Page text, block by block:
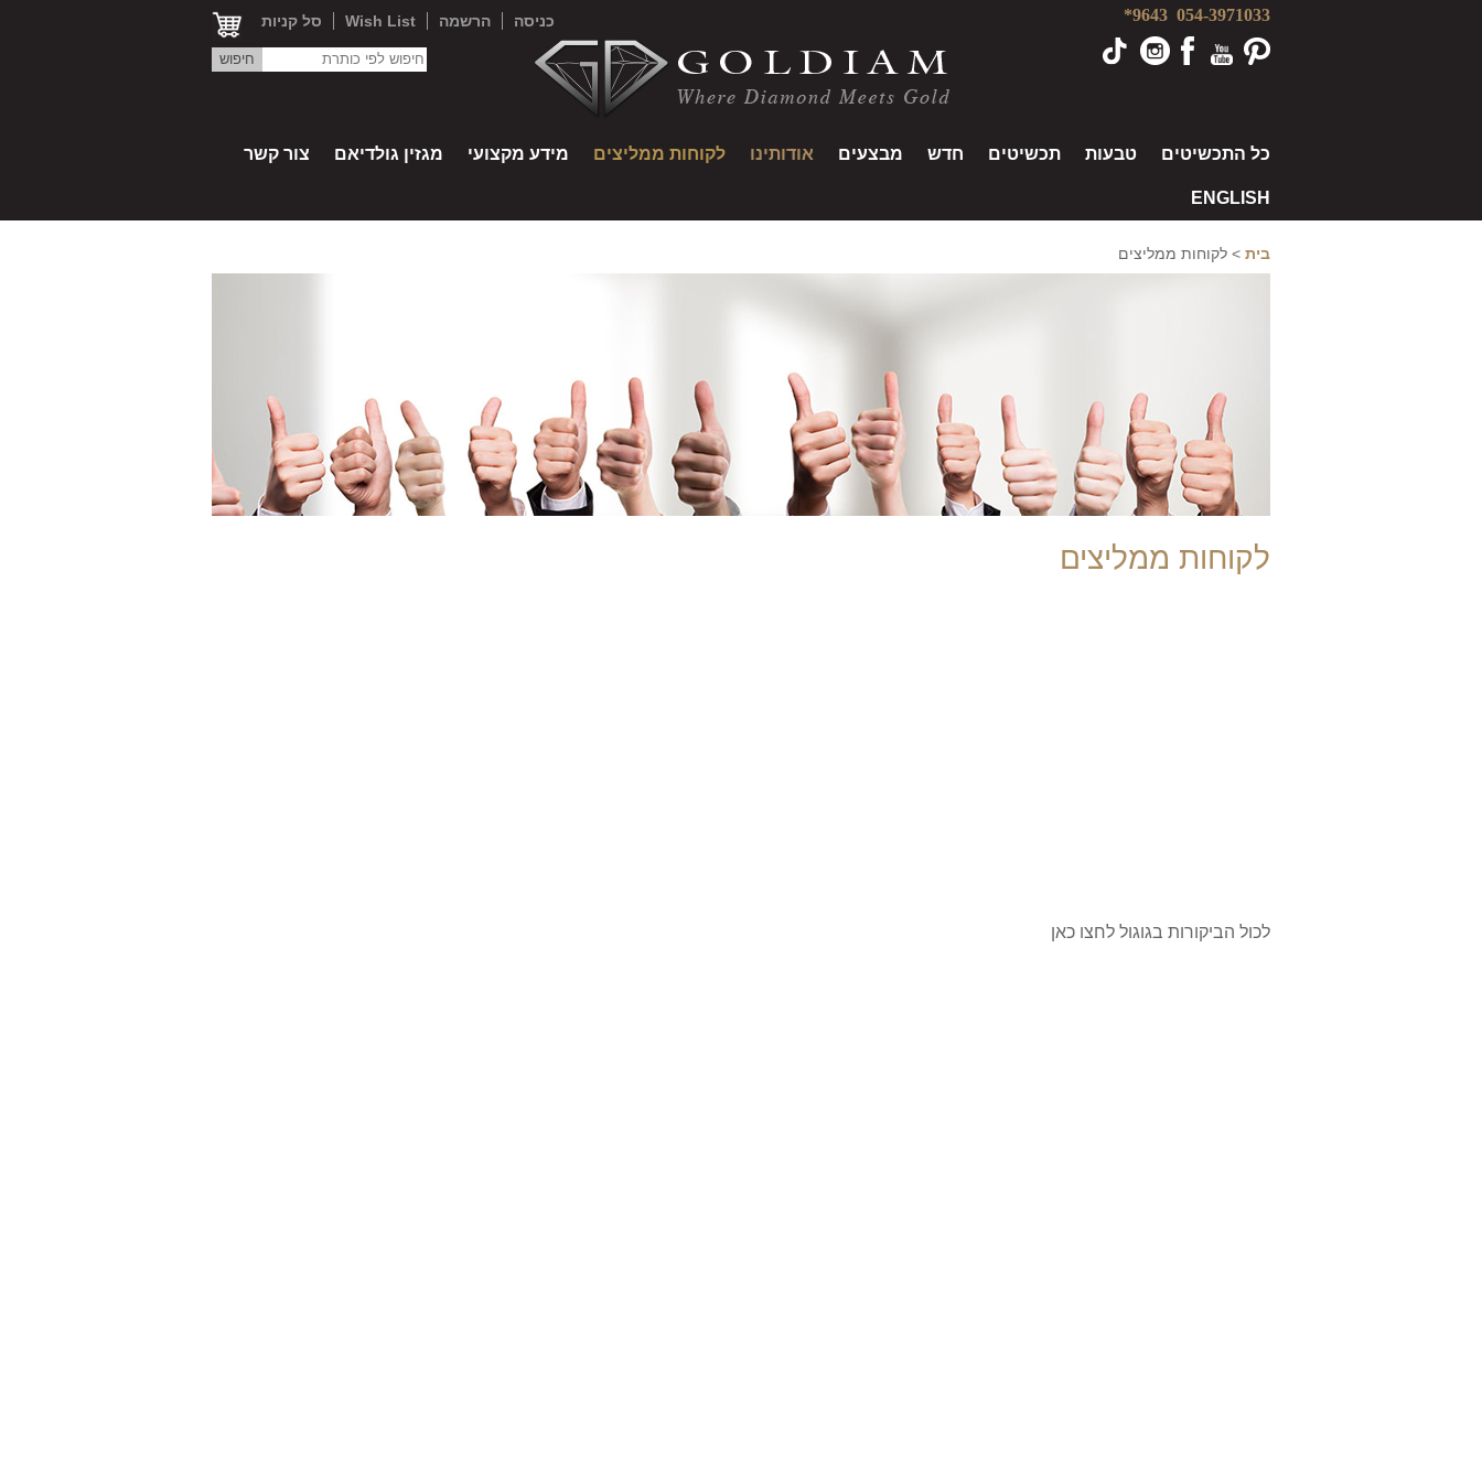
054-3971033
9643* כניסה הרשמה Wish List סל קניות
חיפוש לפי כותרת
כל התכשיטים טבעות תכשיטים חדש מבצעים אודותינו לקוחות ממליצים מידע מקצועי מגזין גולדיאם צור קשר
ENGLISH
בית > לקוחות ממליצים
לקוחות ממליצים
לכול הביקורות בגוגול לחצו כאן